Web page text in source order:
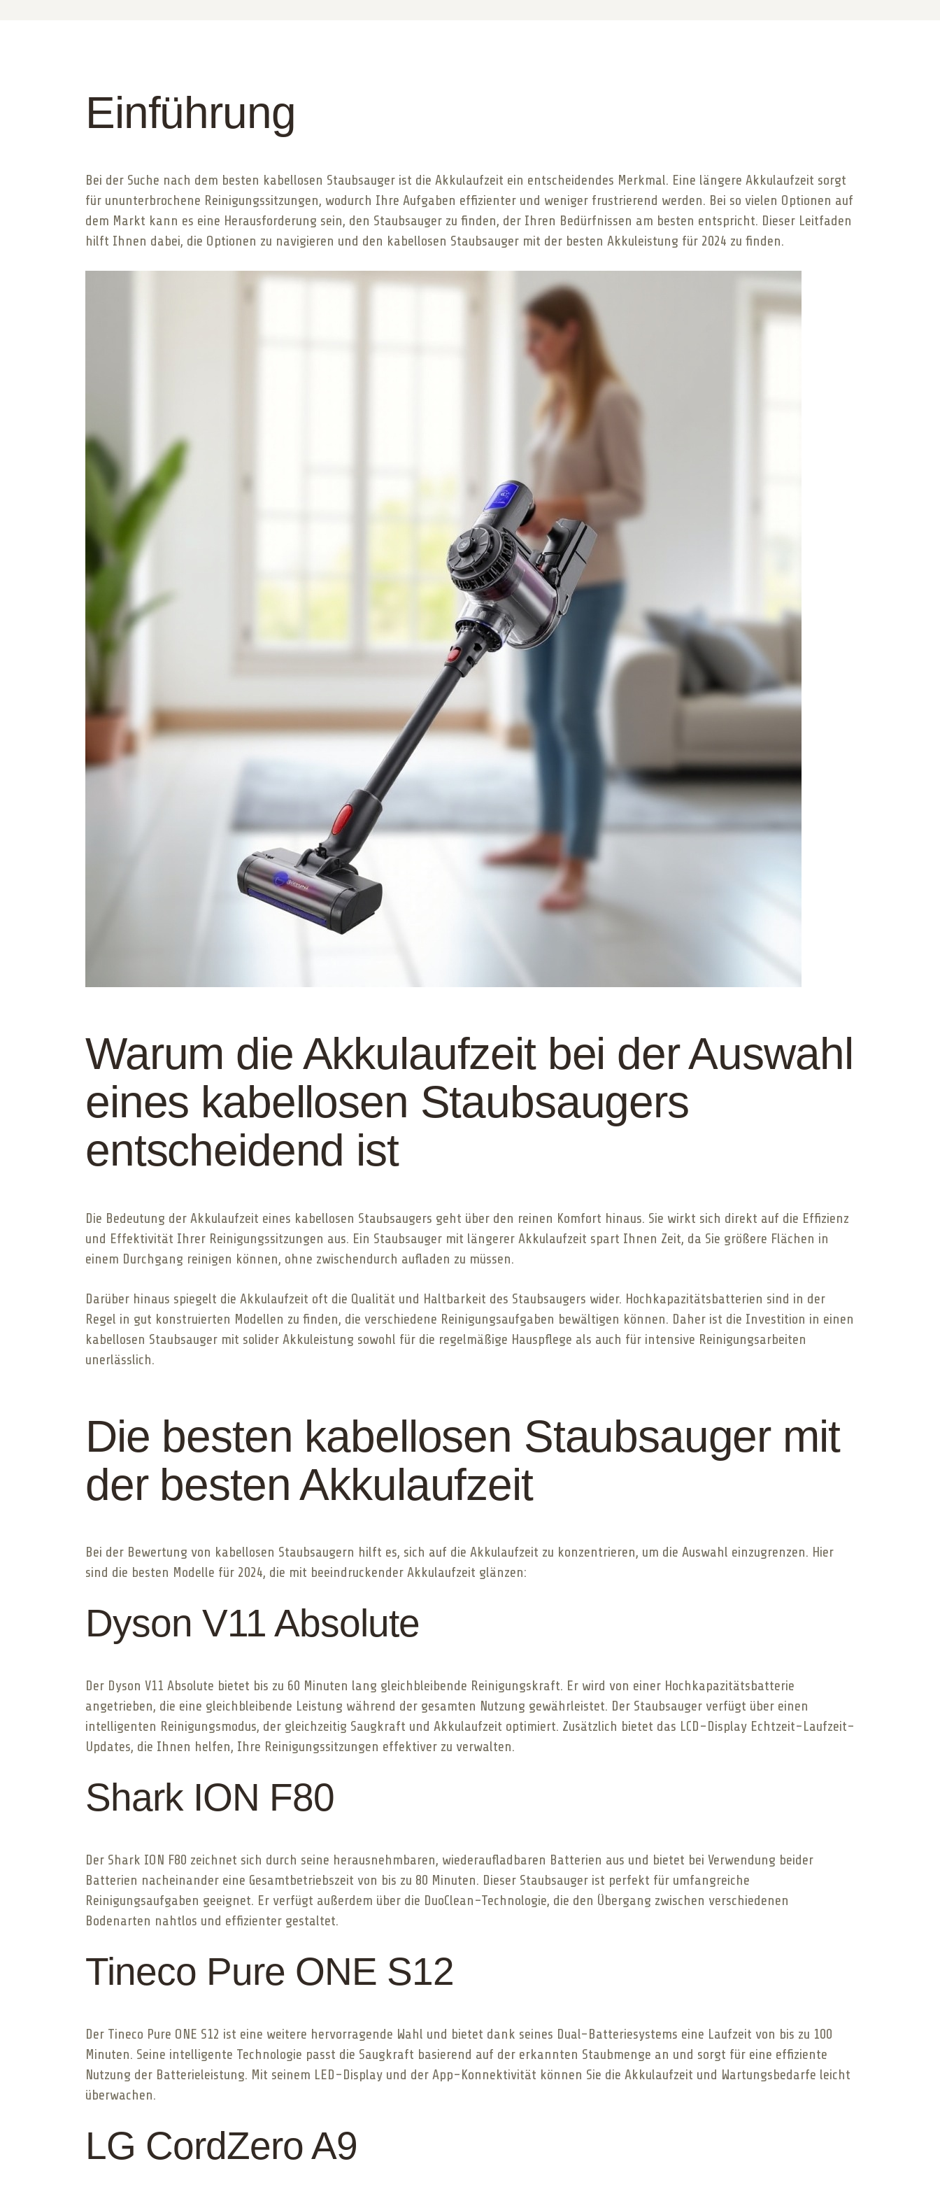
Einführung
Bei der Suche nach dem besten kabellosen Staubsauger ist die Akkulaufzeit ein entscheidendes Merkmal. Eine längere Akkulaufzeit sorgt
für ununterbrochene Reinigungssitzungen, wodurch Ihre Aufgaben effizienter und weniger frustrierend werden. Bei so vielen Optionen auf
dem Markt kann es eine Herausforderung sein, den Staubsauger zu finden, der Ihren Bedürfnissen am besten entspricht. Dieser Leitfaden
hilft Ihnen dabei, die Optionen zu navigieren und den kabellosen Staubsauger mit der besten Akkuleistung für 2024 zu finden.
Warum die Akkulaufzeit bei der Auswahl
eines kabellosen Staubsaugers
entscheidend ist
Die Bedeutung der Akkulaufzeit eines kabellosen Staubsaugers geht über den reinen Komfort hinaus. Sie wirkt sich direkt auf die Effizienz
und Effektivität Ihrer Reinigungssitzungen aus. Ein Staubsauger mit längerer Akkulaufzeit spart Ihnen Zeit, da Sie größere Flächen in
einem Durchgang reinigen können, ohne zwischendurch aufladen zu müssen.
Darüber hinaus spiegelt die Akkulaufzeit oft die Qualität und Haltbarkeit des Staubsaugers wider. Hochkapazitätsbatterien sind in der
Regel in gut konstruierten Modellen zu finden, die verschiedene Reinigungsaufgaben bewältigen können. Daher ist die Investition in einen
kabellosen Staubsauger mit solider Akkuleistung sowohl für die regelmäßige Hauspflege als auch für intensive Reinigungsarbeiten
unerlässlich.
Die besten kabellosen Staubsauger mit
der besten Akkulaufzeit
Bei der Bewertung von kabellosen Staubsaugern hilft es, sich auf die Akkulaufzeit zu konzentrieren, um die Auswahl einzugrenzen. Hier
sind die besten Modelle für 2024, die mit beeindruckender Akkulaufzeit glänzen:
Dyson V11 Absolute
Der Dyson V11 Absolute bietet bis zu 60 Minuten lang gleichbleibende Reinigungskraft. Er wird von einer Hochkapazitätsbatterie
angetrieben, die eine gleichbleibende Leistung während der gesamten Nutzung gewährleistet. Der Staubsauger verfügt über einen
intelligenten Reinigungsmodus, der gleichzeitig Saugkraft und Akkulaufzeit optimiert. Zusätzlich bietet das LCD-Display Echtzeit-Laufzeit-
Updates, die Ihnen helfen, Ihre Reinigungssitzungen effektiver zu verwalten.
Shark ION F80
Der Shark ION F80 zeichnet sich durch seine herausnehmbaren, wiederaufladbaren Batterien aus und bietet bei Verwendung beider
Batterien nacheinander eine Gesamtbetriebszeit von bis zu 80 Minuten. Dieser Staubsauger ist perfekt für umfangreiche
Reinigungsaufgaben geeignet. Er verfügt außerdem über die DuoClean-Technologie, die den Übergang zwischen verschiedenen
Bodenarten nahtlos und effizienter gestaltet.
Tineco Pure ONE S12
Der Tineco Pure ONE S12 ist eine weitere hervorragende Wahl und bietet dank seines Dual-Batteriesystems eine Laufzeit von bis zu 100
Minuten. Seine intelligente Technologie passt die Saugkraft basierend auf der erkannten Staubmenge an und sorgt für eine effiziente
Nutzung der Batterieleistung. Mit seinem LED-Display und der App-Konnektivität können Sie die Akkulaufzeit und Wartungsbedarfe leicht
überwachen.
LG CordZero A9